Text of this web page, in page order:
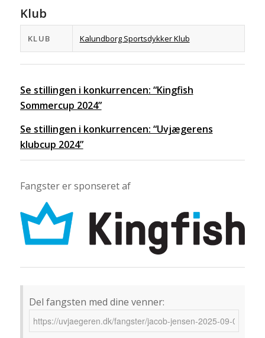
Klub
KLUB Kalundborg Sportsdykker Klub
Se stillingen i konkurrencen: “Kingfish
Sommercup 2024”
Se stillingen i konkurrencen: “Uvjægerens
klubcup 2024”
Fangster er sponseret af
Del fangsten med dine venner: